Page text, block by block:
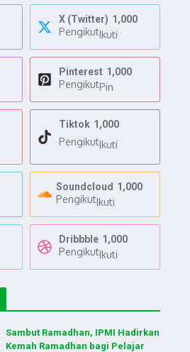
X (Twitter) 1,000
PengikutIkuti
Pinterest 1,000
PengikutPin
Tiktok 1,000
PengikutIkuti
Soundcloud 1,000
PengikutIkuti
Dribbble 1,000
PengikutIkuti
Sambut Ramadhan, IPMI Hadirkan
Kemah Ramadhan bagi Pelajar